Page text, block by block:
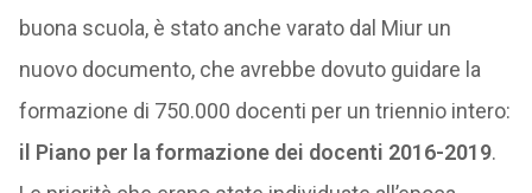
buona scuola, è stato anche varato dal Miur un
nuovo documento, che avrebbe dovuto guidare la
formazione di 750.000 docenti per un triennio intero:
il Piano per la formazione dei docenti 2016-2019.